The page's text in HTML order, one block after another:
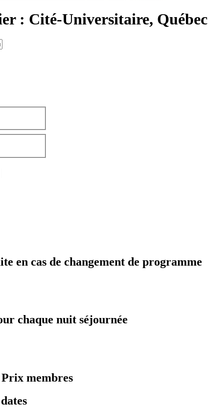
: Cité-Universitaire, Québec
en cas de changement de programme
chaque nuit séjournée
membres